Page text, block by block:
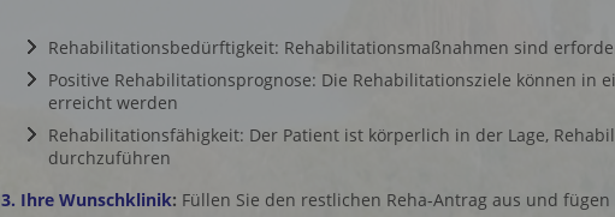
Rehabilitationsbedürftigkeit: Rehabilitationsmaßnahmen sind
Positive Rehabilitationsprognose: Die Rehabilitationsziele können in
erreicht werden
Rehabilitationsfähigkeit: Der Patient ist körperlich in der Lage,
durchzuführen
3. Ihre Wunschklinik: Füllen Sie den restlichen Reha-Antrag aus und